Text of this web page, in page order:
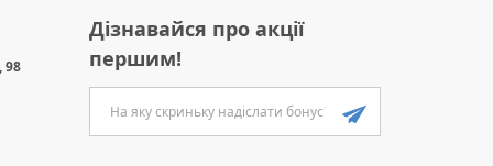
98
Дізнавайся про акції
першим!